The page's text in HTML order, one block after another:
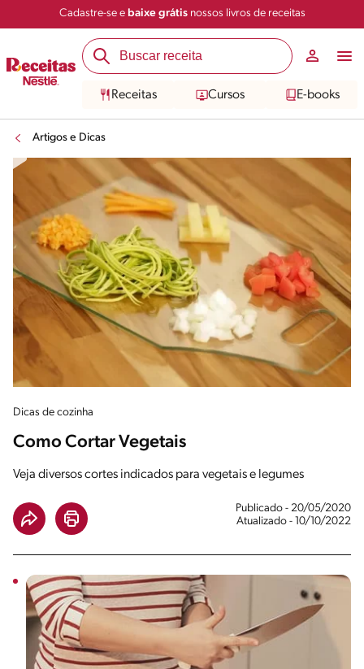
Cadastre-se e baixe grátisnossos livros de receitas
Receitas Cursos E-books
Artigos e Dicas
Dicas de cozinha
Como Cortar Vegetais
Veja diversos cortes indicados para vegetais e legumes
Publicado - 20/05/2020
Atualizado - 10/10/2022